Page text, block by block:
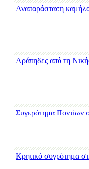
Αναπαράσταση
Αράπηδες από τη
Συγκρότημα Ποντίων
Κρητικό συγρότημα